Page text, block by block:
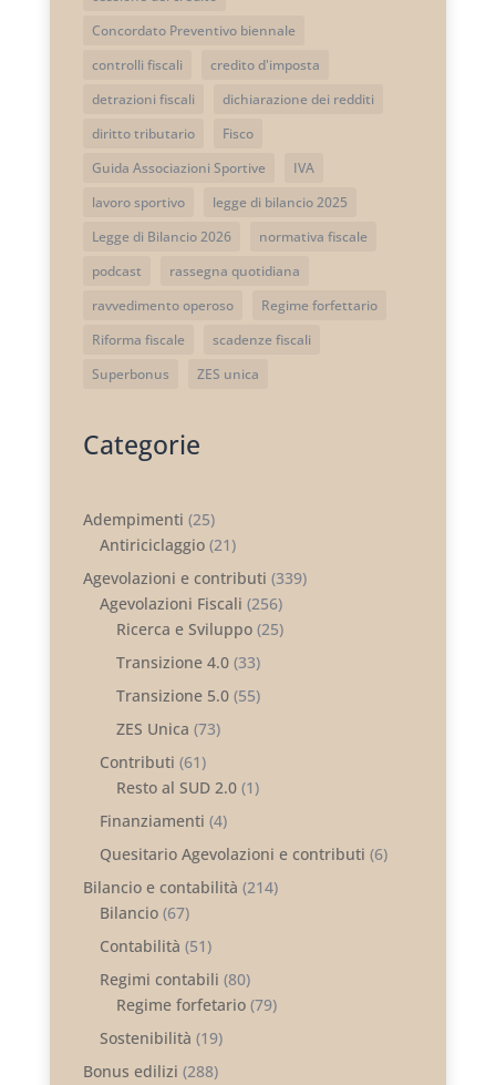
Concordato Preventivo biennale
controlli fiscali
credito d'imposta
detrazioni fiscali
dichiarazione dei redditi
diritto tributario
Fisco
Guida Associazioni Sportive
IVA
lavoro sportivo
legge di bilancio 2025
Legge di Bilancio 2026
normativa fiscale
podcast
rassegna quotidiana
ravvedimento operoso
Regime forfettario
Riforma fiscale
scadenze fiscali
Superbonus
ZES unica
Categorie
Adempimenti (25)
Antiriciclaggio(21)
Agevolazioni e contributi (339)
Agevolazioni Fiscali (256)
Ricerca e Sviluppo(25)
Transizione 4.0(33)
Transizione 5.0(55)
ZES Unica (73)
Contributi (61)
Resto al SUD 2.0(1)
Finanziamenti (4)
Quesitario Agevolazioni e contributi (6)
Bilancio e contabilità (214)
Bilancio(67)
Contabilità (51)
Regimi contabili (80)
Regime forfetario(79)
Sostenibilità (19)
Bonus edilizi (288)